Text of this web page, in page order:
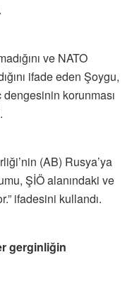
ve NATO
ifade eden Şoygu,
korunması
(AB) Rusya’ya
ŞİÖ alanındaki ve
ifadesini kullandı.
gerginliğin